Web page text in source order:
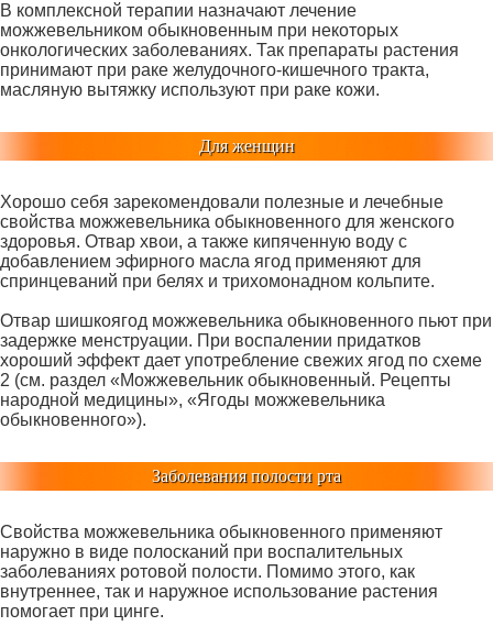
В комплексной терапии назначают лечение
можжевельником обыкновенным при некоторых
онкологических заболеваниях. Так препараты растения
принимают при раке желудочного-кишечного тракта,
масляную вытяжку используют при раке кожи.
Для женщин
Хорошо себя зарекомендовали полезные и лечебные
свойства можжевельника обыкновенного для женского
здоровья. Отвар хвои, а также кипяченную воду с
добавлением эфирного масла ягод применяют для
спринцеваний при белях и трихомонадном кольпите.
Отвар шишкоягод можжевельника обыкновенного пьют при
задержке менструации. При воспалении придатков
хороший эффект дает употребление свежих ягод по схеме
2 (см. раздел «Можжевельник обыкновенный. Рецепты
народной медицины», «Ягоды можжевельника
обыкновенного»).
Заболевания полости рта
Свойства можжевельника обыкновенного применяют
наружно в виде полосканий при воспалительных
заболеваниях ротовой полости. Помимо этого, как
внутреннее, так и наружное использование растения
помогает при цинге.